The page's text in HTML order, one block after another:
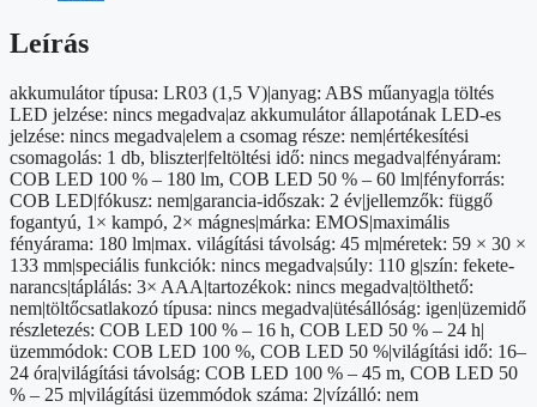
Leírás
akkumulátor típusa: LR03 (1,5 V)|anyag: ABS műanyag|a töltés
LED jelzése: nincs megadva|az akkumulátor állapotának LED-es
jelzése: nincs megadva|elem a csomag része: nem|értékesítési
csomagolás: 1 db, bliszter|feltöltési idő: nincs megadva|fényáram:
COB LED 100 % – 180 lm, COB LED 50 % – 60 lm|fényforrás:
COB LED|fókusz: nem|garancia-időszak: 2 év|jellemzők: függő
fogantyú, 1× kampó, 2× mágnes|márka: EMOS|maximális
fényárama: 180 lm|max. világítási távolság: 45 m|méretek: 59 × 30 ×
133 mm|speciális funkciók: nincs megadva|súly: 110 g|szín: fekete-
narancs|táplálás: 3× AAA|tartozékok: nincs megadva|tölthető:
nem|töltőcsatlakozó típusa: nincs megadva|ütésállóság: igen|üzemidő
részletezés: COB LED 100 % – 16 h, COB LED 50 % – 24 h|
üzemmódok: COB LED 100 %, COB LED 50 %|világítási idő: 16–
24 óra|világítási távolság: COB LED 100 % – 45 m, COB LED 50
% – 25 m|világítási üzemmódok száma: 2|vízálló: nem